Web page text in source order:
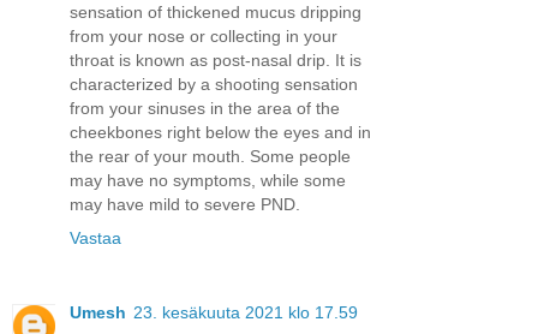
sensation of thickened mucus dripping
from your nose or collecting in your
throat is known as post-nasal drip. It is
characterized by a shooting sensation
from your sinuses in the area of the
cheekbones right below the eyes and in
the rear of your mouth. Some people
may have no symptoms, while some
may have mild to severe PND.
Vastaa
Umesh 23. kesäkuuta 2021 klo 17.59